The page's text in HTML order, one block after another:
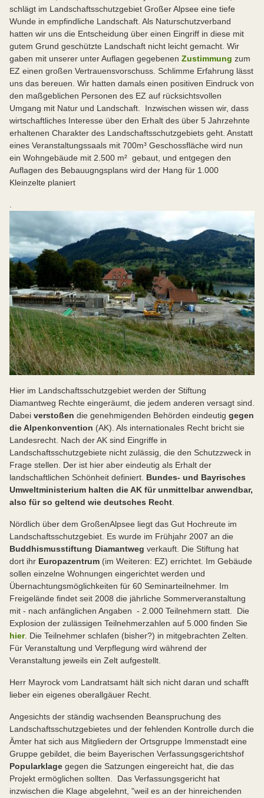
schlägt im Landschaftsschutzgebiet Großer Alpsee eine tiefe
Wunde in empfindliche Landschaft. Als Naturschutzverband
hatten wir uns die Entscheidung über einen Eingriff in diese mit
gutem Grund geschützte Landschaft nicht leicht gemacht. Wir
gaben mit unserer unter Auflagen gegebenen Zustimmung zum
EZ einen großen Vertrauensvorschuss. Schlimme Erfahrung lässt
uns das bereuen. Wir hatten damals einen positiven Eindruck von
den maßgeblichen Personen des EZ auf rücksichtsvollen
Umgang mit Natur und Landschaft. Inzwischen wissen wir, dass
wirtschaftliches Interesse über den Erhalt des über 5 Jahrzehnte
erhaltenen Charakter des Landschaftsschutzgebiets geht. Anstatt
eines Veranstaltungssaals mit 700m³ Geschossfläche wird nun
ein Wohngebäude mit 2.500 m² gebaut, und entgegen den
Auflagen des Bebauugngsplans wird der Hang für 1.000
Kleinzelte planiert
.
Hier im Landschaftsschutzgebiet werden der Stiftung
Diamantweg Rechte eingeräumt, die jedem anderen versagt sind.
Dabei verstoßen die genehmigenden Behörden eindeutig gegen
die Alpenkonvention (AK). Als internationales Recht bricht sie
Landesrecht. Nach der AK sind Eingriffe in
Landschaftsschutzgebiete nicht zulässig, die den Schutzzweck in
Frage stellen. Der ist hier aber eindeutig als Erhalt der
landschaftlichen Schönheit definiert. Bundes- und Bayrisches
Umweltministerium halten die AK für unmittelbar anwendbar,
also für so geltend wie deutsches Recht
Nördlich über dem GroßenAlpsee liegt das Gut Hochreute im
Landschaftsschutzgebiet. Es wurde im Frühjahr 2007 an die
Buddhismusstiftung Diamantweg verkauft. Die Stiftung hat
dort ihr Europazentrum (im Weiteren: EZ) errichtet. Im Gebäude
sollen einzelne Wohnungen eingerichtet werden und
Übernachtungsmöglichkeiten für 60 Seminarteilnehmer. Im
Freigelände findet seit 2008 die jährliche Sommerveranstaltung
mit - nach anfänglichen Angaben - 2.000 Teilnehmern statt. Die
Explosion der zulässigen Teilnehmerzahlen auf 5.000 finden Sie
hier. Die Teilnehmer schlafen (bisher?) in mitgebrachten Zelten.
Für Veranstaltung und Verpflegung wird während der
Veranstaltung jeweils ein Zelt aufgestellt.
Herr Mayrock vom Landratsamt hält sich nicht daran und schafft
lieber ein eigenes oberallgäuer Recht.
Angesichts der ständig wachsenden Beanspruchung des
Landschaftsschutzgebietes und der fehlenden Kontrolle durch die
Ämter hat sich aus Mitgliedern der Ortsgruppe Immenstadt eine
Gruppe gebildet, die beim Bayerischen Verfassungsgerichtshof
Popularklage gegen die Satzungen eingereicht hat, die das
Projekt ermöglichen sollten. Das Verfassungsgericht hat
inzwischen die Klage abgelehnt, "weil es an der hinreichenden